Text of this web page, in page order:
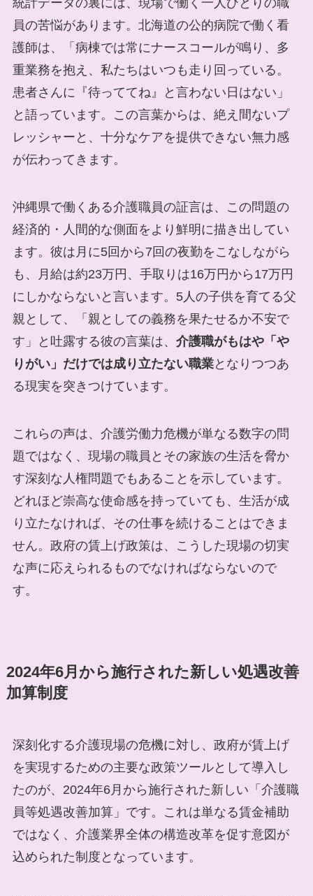
統計データの裏には、現場で働く一人ひとりの職
員の苦悩があります。北海道の公的病院で働く看
護師は、「病棟では常にナースコールが鳴り、多
重業務を抱え、私たちはいつも走り回っている。
患者さんに『待っててね』と言わない日はない」
と語っています。この言葉からは、絶え間ないプ
レッシャーと、十分なケアを提供できない無力感
が伝わってきます。
沖縄県で働くある介護職員の証言は、この問題の
経済的・人間的な側面をより鮮明に描き出してい
ます。彼は月に5回から7回の夜勤をこなしながら
も、月給は約23万円、手取りは16万円から17万円
にしかならないと言います。5人の子供を育てる父
親として、「親としての義務を果たせるか不安で
す」と吐露する彼の言葉は、 介護職がもはや「や
りがい」だけでは成り立たない職業となりつつあ
る現実を突きつけています。
これらの声は、介護労働力危機が単なる数字の問
題ではなく、現場の職員とその家族の生活を脅か
す深刻な人権問題でもあることを示しています。
どれほど崇高な使命感を持っていても、生活が成
り立たなければ、その仕事を続けることはできま
せん。政府の賃上げ政策は、こうした現場の切実
な声に応えられるものでなければならないので
す。
2024年6月から施行された新しい処遇改善
加算制度
深刻化する介護現場の危機に対し、政府が賃上げ
を実現するための主要な政策ツールとして導入し
たのが、2024年6月から施行された新しい「介護職
員等処遇改善加算」です。これは単なる賃金補助
ではなく、介護業界全体の構造改革を促す意図が
込められた制度となっています。